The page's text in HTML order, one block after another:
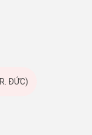
ĐỨC)